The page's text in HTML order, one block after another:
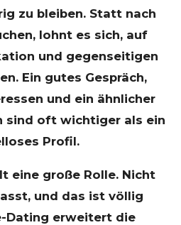
zu bleiben. Statt nach
lohnt es sich, auf
und gegenseitigen
Ein gutes Gespräch,
und ein ähnlicher
sind oft wichtiger als ein
Profil.
eine große Rolle. Nicht
und das ist völlig
Dating erweitert die